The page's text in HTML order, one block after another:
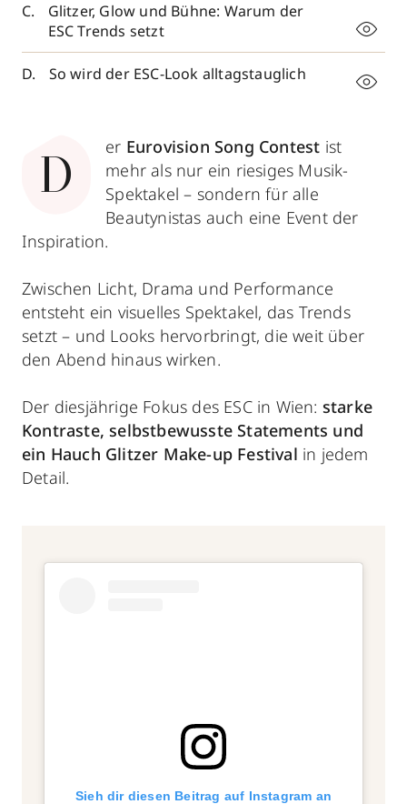
Glitzer, Glow und Bühne: Warum der
ESC Trends setzt
So wird der ESC-Look alltagstauglich
D
er Eurovision Song Contest ist
mehr als nur ein riesiges Musik-
Spektakel – sondern für alle
Beautynistas auch eine Event der
Inspiration.
Zwischen Licht, Drama und Performance
entsteht ein visuelles Spektakel, das Trends
setzt – und Looks hervorbringt, die weit über
den Abend hinaus wirken.
Der diesjährige Fokus des ESC in Wien: starke
Kontraste, selbstbewusste Statements und
ein Hauch Glitzer Make-up Festival in jedem
Detail.
Sieh dir diesen Beitrag auf Instagram an